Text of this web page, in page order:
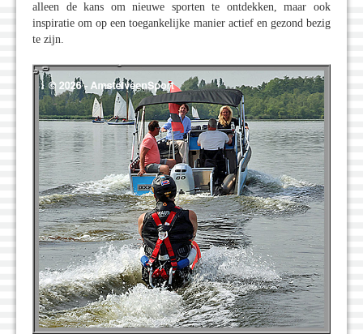
alleen de kans om nieuwe sporten te ontdekken, maar ook
inspiratie om op een toegankelijke manier actief en gezond bezig
te zijn.